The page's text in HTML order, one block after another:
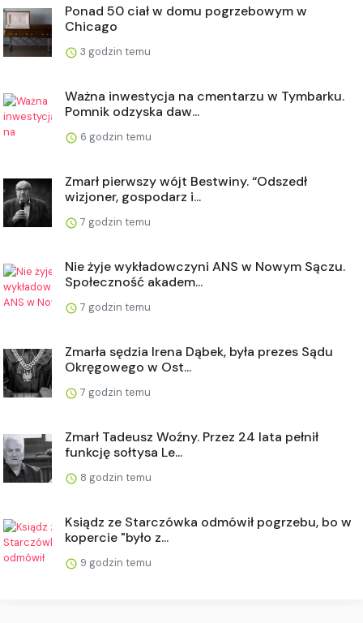
Ponad 50 ciał w domu pogrzebowym w
Chicago
3 godzin temu
Ważna inwestycja na cmentarzu w Tymbarku.
Pomnik odzyska daw...
6 godzin temu
Zmarł pierwszy wójt Bestwiny. “Odszedł
wizjoner, gospodarz i...
7 godzin temu
Nie żyje wykładowczyni ANS w Nowym Sączu.
Społeczność akadem...
7 godzin temu
Zmarła sędzia Irena Dąbek, była prezes Sądu
Okręgowego w Ost...
7 godzin temu
Zmarł Tadeusz Woźny. Przez 24 lata pełnił
funkcję sołtysa Le...
8 godzin temu
Ksiądz ze Starczówka odmówił pogrzebu, bo w
kopercie "było z...
9 godzin temu